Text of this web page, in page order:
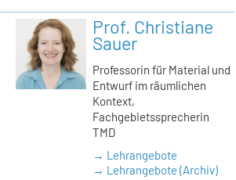
Prof. Christiane
Sauer
Professorin für Material und
Entwurf im räumlichen
Kontext,
Fachgebietssprecherin
TMD
→ Lehrangebote
→ Lehrangebote (Archiv)